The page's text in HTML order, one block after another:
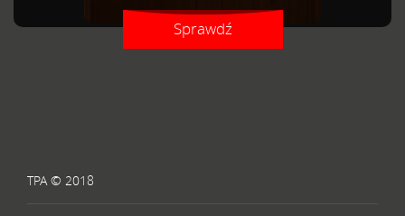
Sprawdź
TPA © 2018